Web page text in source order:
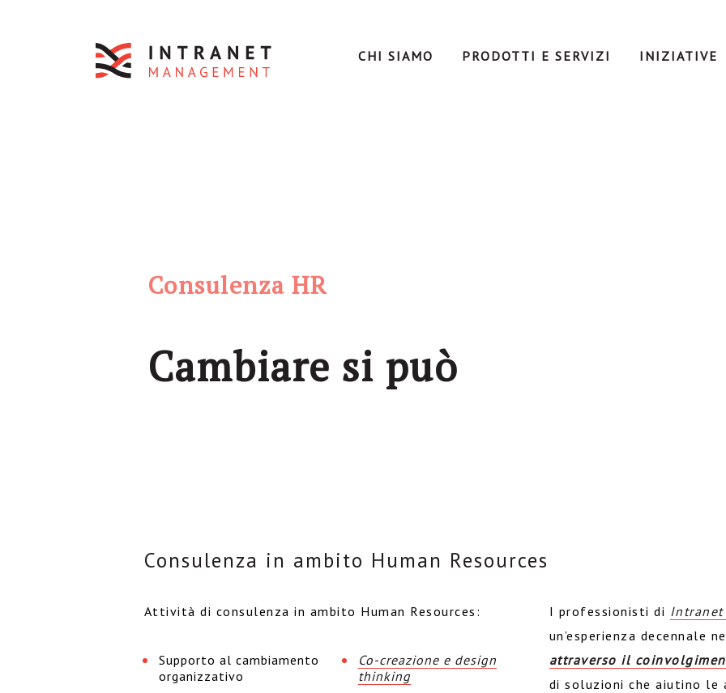
CHI SIAMO PRODOTTI E SERVIZI INIZIATIVE
Consulenza HR
Cambiare si può
Consulenza in ambito Human Resources
Attività di consulenza in ambito Human Resources:
Supporto al cambiamento
organizzativo
Co-creazione e design
thinking
I professionisti di Intranet
un’esperienza decennale
attraverso il
di soluzioni che aiutino le